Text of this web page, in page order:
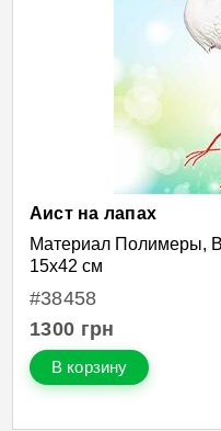
Аист на лапах
Материал Полимеры,
15х42 см
#38458
1300 грн
В корзину